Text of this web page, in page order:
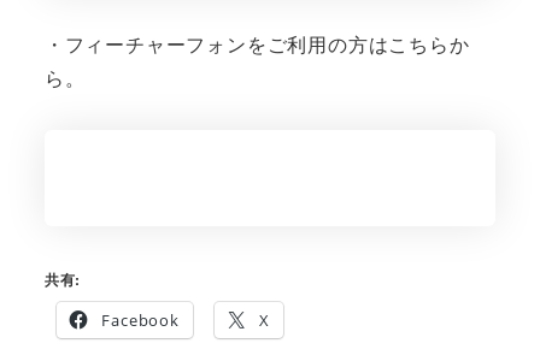
・フィーチャーフォンをご利用の方はこちらか
ら。
共有:
Facebook
X